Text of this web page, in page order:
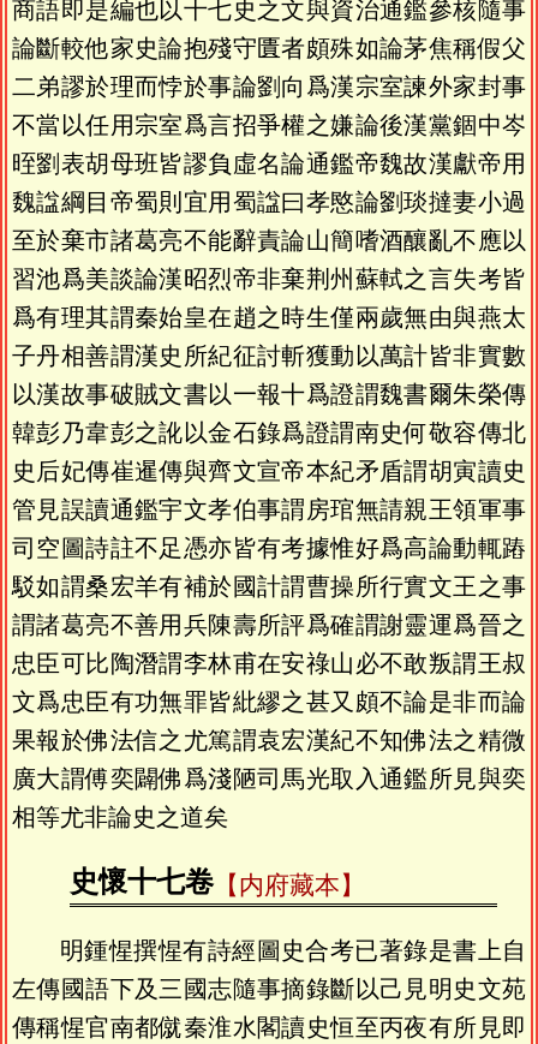
商語即是編也以十七史之文與資治通鑑參核隨事
論斷較他家史論抱殘守匱者頗殊如論茅焦稱假父
二弟謬於理而悖於事論劉向爲漢宗室諫外家封事
不當以任用宗室爲言招爭權之嫌論後漢黨錮中岑
晊劉表胡母班皆謬負虛名論通鑑帝魏故漢獻帝用
魏諡綱目帝蜀則宜用蜀諡曰孝愍論劉琰撻妻小過
至於棄市諸葛亮不能辭責論山簡嗜酒釀亂不應以
習池爲美談論漢昭烈帝非棄荆州蘇軾之言失考皆
爲有理其謂秦始皇在趙之時生僅兩歲無由與燕太
子丹相善謂漢史所紀征討斬獲動以萬計皆非實數
以漢故事破賊文書以一報十爲證謂魏書爾朱榮傳
韓彭乃韋彭之訛以金石錄爲證謂南史何敬容傳北
史后妃傳崔暹傳與齊文宣帝本紀矛盾謂胡寅讀史
管見誤讀通鑑宇文孝伯事謂房琯無請親王領軍事
司空圖詩註不足憑亦皆有考據惟好爲高論動輒蹖
駁如謂桑宏羊有補於國計謂曹操所行實文王之事
謂諸葛亮不善用兵陳壽所評爲確謂謝靈運爲晉之
忠臣可比陶潛謂李林甫在安祿山必不敢叛謂王叔
文爲忠臣有功無罪皆紕繆之甚又頗不論是非而論
果報於佛法信之尤篤謂袁宏漢紀不知佛法之精微
廣大謂傅奕闢佛爲淺陋司馬光取入通鑑所見與奕
相等尤非論史之道矣
史懷十七卷【内府藏本】
明鍾惺撰惺有詩經圖史合考已著錄是書上自
左傳國語下及三國志隨事摘錄斷以己見明史文苑
傳稱惺官南都僦秦淮水閣讀史恒至丙夜有所見即